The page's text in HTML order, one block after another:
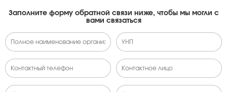
Заполните форму обратной связи ниже, чтобы мы могли с
вами связаться